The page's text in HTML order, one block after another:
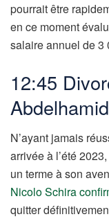
pourrait être
en ce moment
salaire annuel de 3
12:45
N’ayant jamais
arrivée à l’été 2023,
un terme à son
Nicolo Schira
quitter